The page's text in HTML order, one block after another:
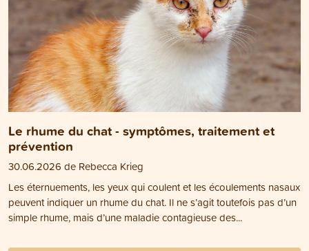
Le rhume du chat - symptômes, traitement et
prévention
30.06.2026 de Rebecca Krieg
Les éternuements, les yeux qui coulent et les écoulements nasaux
peuvent indiquer un rhume du chat. Il ne s’agit toutefois pas d’un
simple rhume, mais d’une maladie contagieuse des...